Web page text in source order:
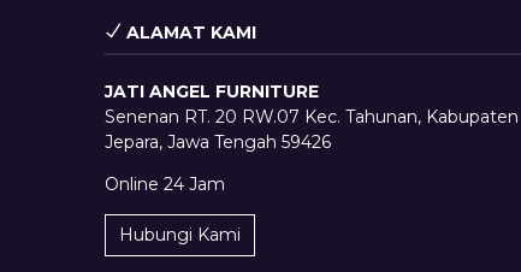
ALAMAT KAMI
JATI ANGEL FURNITURE
Senenan RT. 20 RW.07 Kec. Tahunan, Kabupaten
Jepara, Jawa Tengah 59426
Online 24 Jam
Hubungi Kami